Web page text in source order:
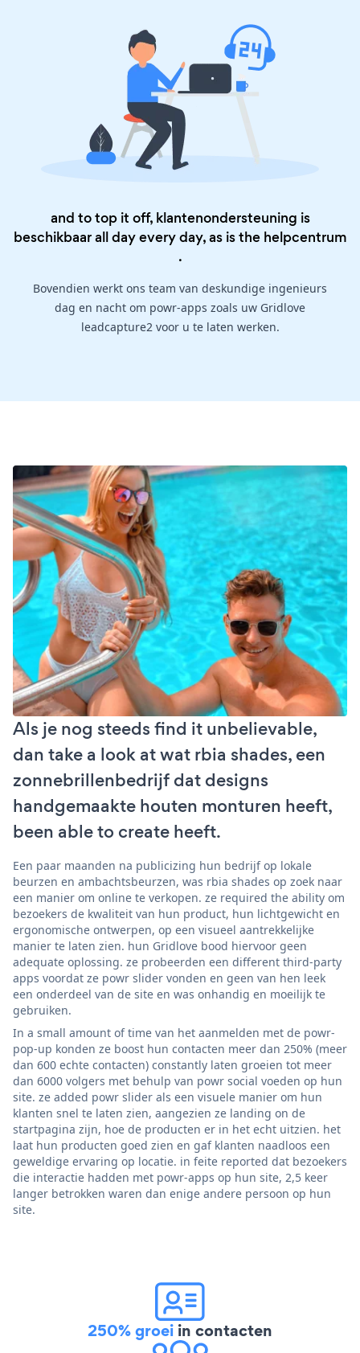
and to top it off, klantenondersteuning is
beschikbaar all day every day, as is the helpcentrum
.
Bovendien werkt ons team van deskundige ingenieurs
dag en nacht om powr-apps zoals uw Gridlove
leadcapture2 voor u te laten werken.
Als je nog steeds find it unbelievable,
dan take a look at wat rbia shades, een
zonnebrillenbedrijf dat designs
handgemaakte houten monturen heeft,
been able to create heeft.
Een paar maanden na publicizing hun bedrijf op lokale
beurzen en ambachtsbeurzen, was rbia shades op zoek naar
een manier om online te verkopen. ze required the ability om
bezoekers de kwaliteit van hun product, hun lichtgewicht en
ergonomische ontwerpen, op een visueel aantrekkelijke
manier te laten zien. hun Gridlove bood hiervoor geen
adequate oplossing. ze probeerden een different third-party
apps voordat ze powr slider vonden en geen van hen leek
een onderdeel van de site en was onhandig en moeilijk te
gebruiken.
In a small amount of time van het aanmelden met de powr-
pop-up konden ze boost hun contacten meer dan 250% (meer
dan 600 echte contacten) constantly laten groeien tot meer
dan 6000 volgers met behulp van powr social voeden op hun
site. ze added powr slider als een visuele manier om hun
klanten snel te laten zien, aangezien ze landing on de
startpagina zijn, hoe de producten er in het echt uitzien. het
laat hun producten goed zien en gaf klanten naadloos een
geweldige ervaring op locatie. in feite reported dat bezoekers
die interactie hadden met powr-apps op hun site, 2,5 keer
langer betrokken waren dan enige andere persoon op hun
site.
250% groei in contacten